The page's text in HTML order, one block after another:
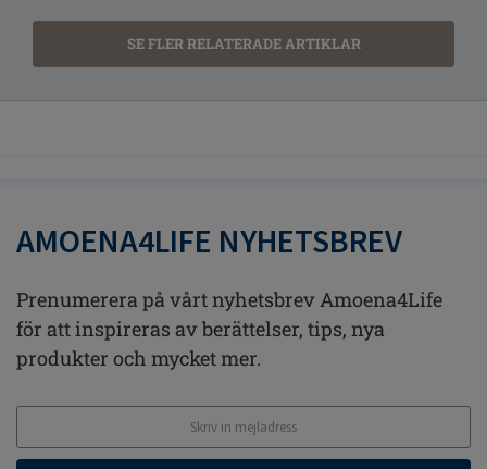
SE FLER RELATERADE ARTIKLAR
AMOENA4LIFE NYHETSBREV
Prenumerera på vårt nyhetsbrev Amoena4Life
för att inspireras av berättelser, tips, nya
produkter och mycket mer.